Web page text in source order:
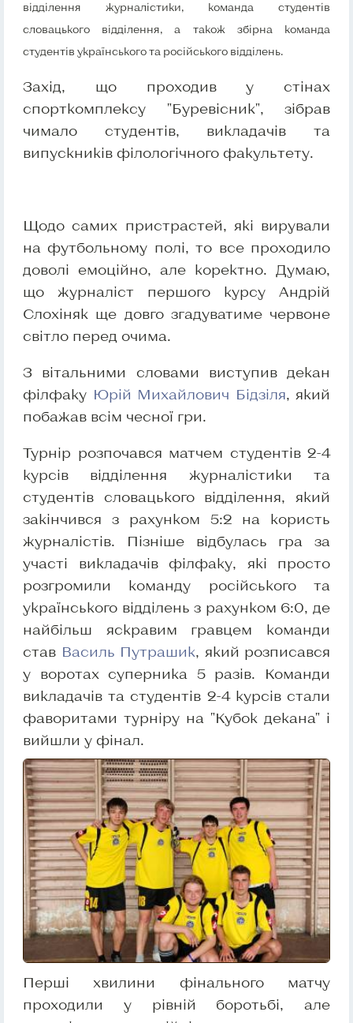
відділення журналістики, команда студентів
словацького відділення, а також збірна команда
студентів українського та російського відділень.
Захід, що проходив у стінах
спорткомплексу "Буревісник", зібрав
чимало студентів, викладачів та
випускників філологічного факультету.
Щодо самих пристрастей, які вирували
на футбольному полі, то все проходило
доволі емоційно, але коректно. Думаю,
що журналіст першого курсу Андрій
Слохіняк ще довго згадуватиме червоне
світло перед очима.
З вітальними словами виступив декан
філфаку Юрій Михайлович Бідзіля, який
побажав всім чесної гри.
Турнір розпочався матчем студентів 2-4
курсів відділення журналістики та
студентів словацького відділення, який
закінчився з рахунком 5:2 на користь
журналістів. Пізніше відбулась гра за
участі викладачів філфаку, які просто
розгромили команду російського та
українського відділень з рахунком 6:0, де
найбільш яскравим гравцем команди
став Василь Путрашик, який розписався
у воротах суперника 5 разів. Команди
викладачів та студентів 2-4 курсів стали
фаворитами турніру на "Кубок декана" і
вийшли у фінал.
Перші хвилини фінального матчу
проходили у рівній боротьбі, але